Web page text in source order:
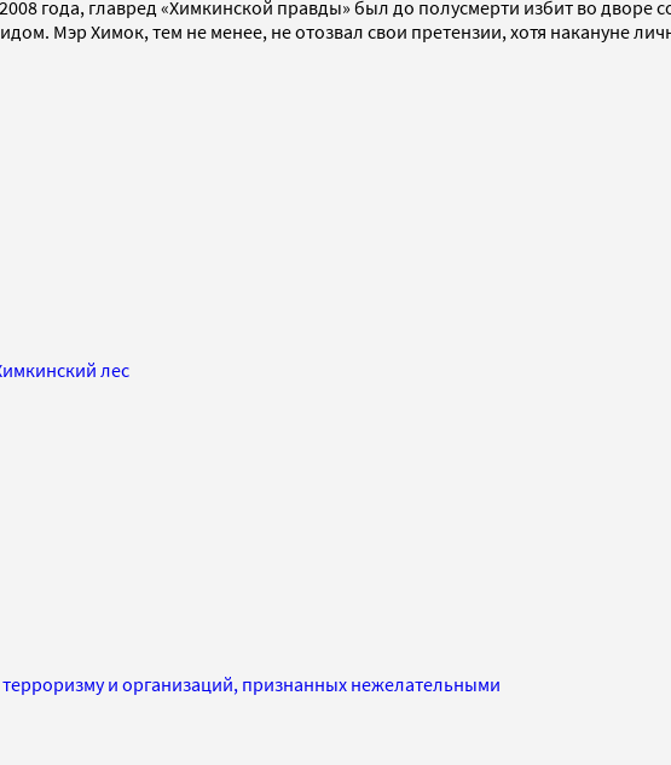
года, главред «Химкинской правды» был до полусмерти избит во дворе
Мэр Химок, тем не менее, не отозвал свои претензии, хотя накануне
лес
и организаций, признанных нежелательными